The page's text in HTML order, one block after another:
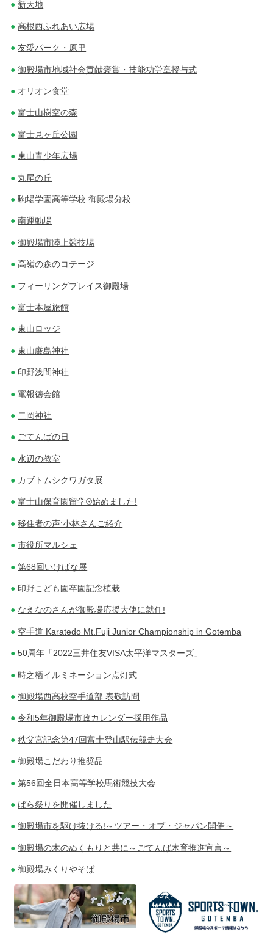
新天地
高根西ふれあい広場
友愛パーク・原里
御殿場市地域社会貢献褒賞・技能功労章授与式
オリオン食堂
富士山樹空の森
富士見ヶ丘公園
東山青少年広場
丸尾の丘
駒場学園高等学校 御殿場分校
南運動場
御殿場市陸上競技場
高嶺の森のコテージ
フィーリングプレイス御殿場
富士本屋旅館
東山ロッジ
東山厳島神社
印野浅間神社
竃報徳会館
二岡神社
ごてんばの日
水辺の教室
カブトムシクワガタ展
富士山保育園留学®始めました!
移住者の声:小林さんご紹介
市役所マルシェ
第68回いけばな展
印野こども園卒園記念植栽
なえなのさんが御殿場応援大使に就任!
空手道 Karatedo Mt.Fuji Junior Championship in Gotemba
50周年「2022三井住友VISA太平洋マスターズ」
時之栖イルミネーション点灯式
御殿場西高校空手道部 表敬訪問
令和5年御殿場市政カレンダー採用作品
秩父宮記念第47回富士登山駅伝競走大会
御殿場こだわり推奨品
第56回全日本高等学校馬術競技大会
ばら祭りを開催しました
御殿場市を駆け抜ける!～ツアー・オブ・ジャパン開催～
御殿場の木のぬくもりと共に～ごてんば木育推進宣言～
御殿場みくりやそば